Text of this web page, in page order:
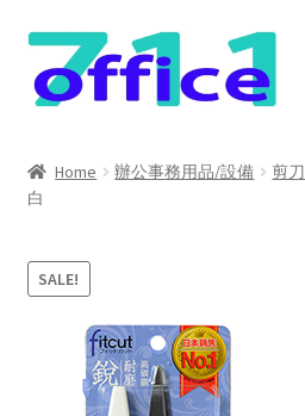
Skip
to
navigation
Skip
to
content
我的帳號
結帳
聯絡我們
購物車
Home 辦公事務用品/設備 剪刀
白
SALE!